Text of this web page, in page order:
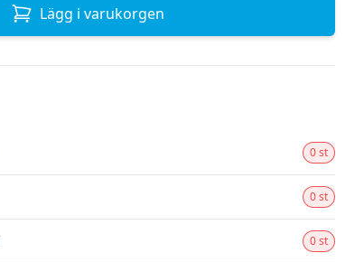
Lägg i varukorgen
0 st
0 st
0 st